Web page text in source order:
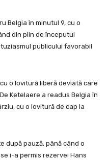
Belgia în minutul 9, cu o
din plin de începutul
publicului favorabil
o lovitură liberă deviată care
Ketelaere a readus Belgia în
cu o lovitură de cap la
după pauză, până când o
i-a permis rezervei Hans